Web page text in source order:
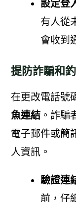
設定登
有人從
會收到
提防詐騙和
在更改電話號
魚連結。詐騙
電子郵件或簡
人資訊。
驗證連
前，仔